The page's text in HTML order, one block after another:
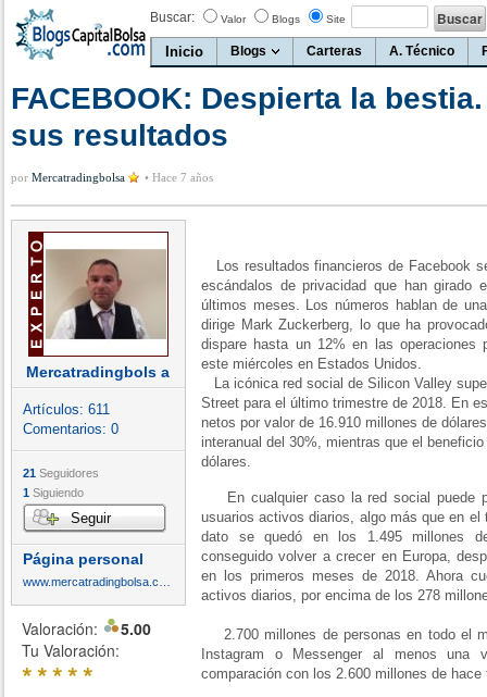
Buscar: Valor Blogs Site
Inicio Blogs Carteras A. Técnico
FACEBOOK: Despierta la
sus resultados
por Mercatradingbolsa • Hace 7 años
Mercatradingbols a
Artículos: 611
Comentarios: 0
21 Seguidores
1 Siguiendo
Seguir
Página personal
Valoración:
5.00
Tu Valoración:
*****
Los resultados financieros de Facebook
escándalos de privacidad que han
últimos meses. Los números hablan de
dirige Mark Zuckerberg, lo que ha
dispare hasta un 12% en las operaciones
este miércoles en Estados Unidos.
La icónica red social de Silicon Valley
Street para el último trimestre de 2018. En
netos por valor de 16.910 millones de
interanual del 30%, mientras que el
dólares.
En cualquier caso la red social puede
usuarios activos diarios, algo más que en
dato se quedó en los 1.495 millones
conseguido volver a crecer en Europa,
en los primeros meses de 2018. Ahora
activos diarios, por encima de los 278
2.700 millones de personas en todo el
Instagram o Messenger al menos
comparación con los 2.600 millones de